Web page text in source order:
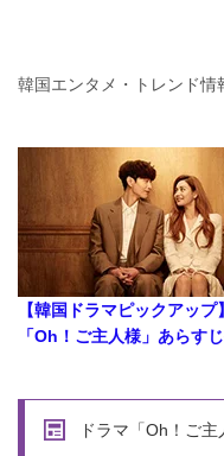
韓国エンタメ・トレンド情
【韓国ドラマピックアップ】
「Oh！ご主人様」あらす
ドラマ「Oh！ご